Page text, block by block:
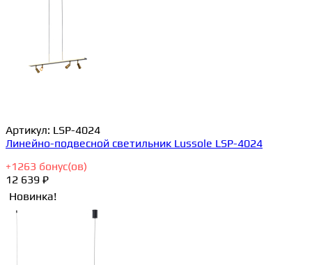
Артикул: LSP-4024
Линейно-подвесной светильник Lussole LSP-4024
+1263 бонус(ов)
12 639 ₽
Новинка!